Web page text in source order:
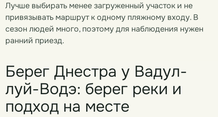
Лучше выбирать менее загруженный участок и не
привязывать маршрут к одному пляжному входу. В
сезон людей много, поэтому для наблюдения нужен
ранний приезд.
Берег Днестра у Вадул-
луй-Водэ: берег реки и
подход на месте